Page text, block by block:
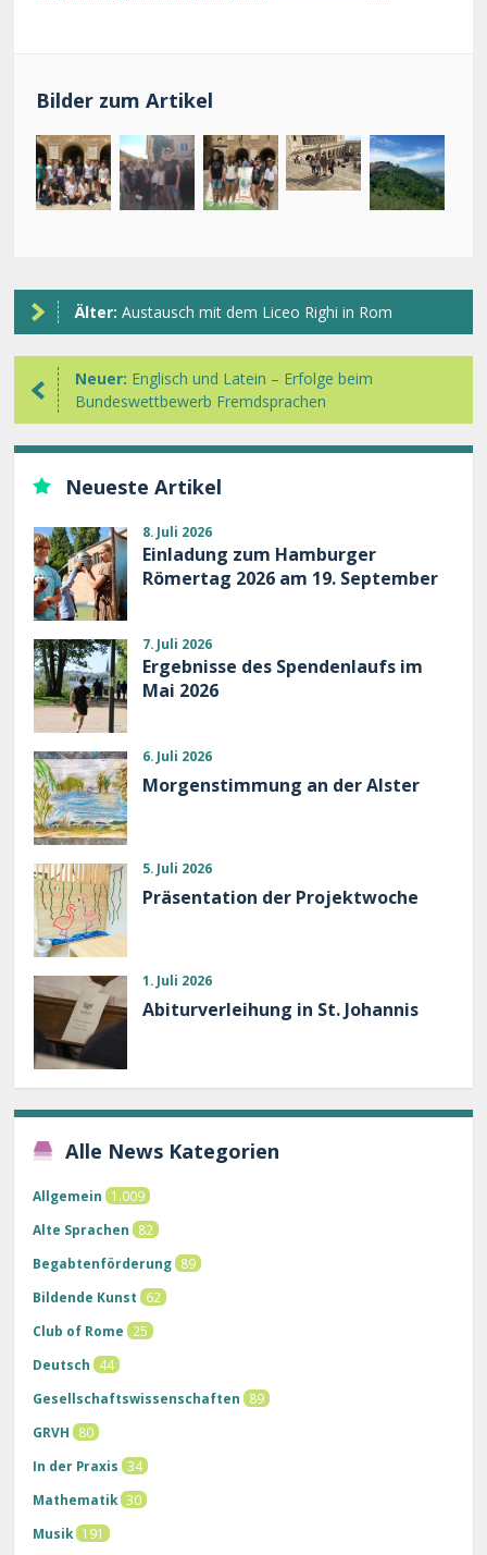
Bilder zum Artikel
Älter:Austausch mit dem Liceo Righi in Rom
Neuer: Englisch und Latein – Erfolge beim
Bundeswettbewerb Fremdsprachen
Neueste Artikel
8. Juli 2026
Einladung zum Hamburger
Römertag 2026 am 19. September
7. Juli 2026
Ergebnisse des Spendenlaufs im
Mai 2026
6. Juli 2026
Morgenstimmung an der Alster
5. Juli 2026
Präsentation der Projektwoche
1. Juli 2026
Abiturverleihung in St. Johannis
Alle News Kategorien
Allgemein
1.009
Alte Sprachen
82
Begabtenförderung 89
Bildende Kunst
62
Club of Rome
25
Deutsch
44
Gesellschaftswissenschaften
89
GRVH
80
In der Praxis
34
Mathematik 30
Musik 191